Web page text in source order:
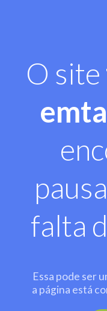
O site
falta
Essa pode ser
a página está